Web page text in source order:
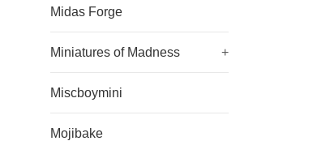
Midas Forge
Miniatures of Madness +
Miscboymini
Mojibake